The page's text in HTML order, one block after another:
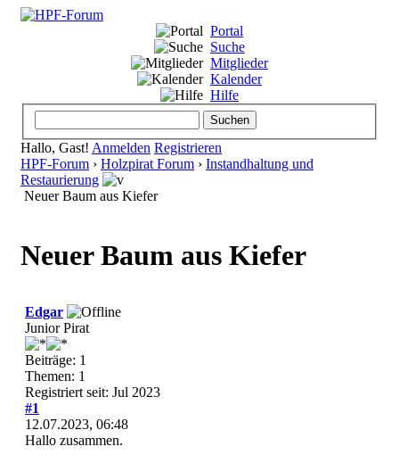
Portal
Suche
Mitglieder
Kalender
Hilfe
Hallo, Gast! Anmelden Registrieren
HPF-Forum › Holzpirat Forum › Instandhaltung und
Restaurierung
Neuer Baum aus Kiefer
Neuer Baum aus Kiefer
Edgar
Junior Pirat
Beiträge: 1
Themen: 1
Registriert seit: Jul 2023
#1
12.07.2023, 06:48
Hallo zusammen.